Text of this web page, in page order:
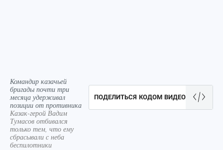
Командир казачьей
бригады почти три
месяца удерживал
позиции от противника
Казак-герой Вадим
Тумасов отбивался
только тем, что ему
сбрасывали с неба
беспилотники
ПОДЕЛИТЬСЯ КОДОМ ВИДЕО